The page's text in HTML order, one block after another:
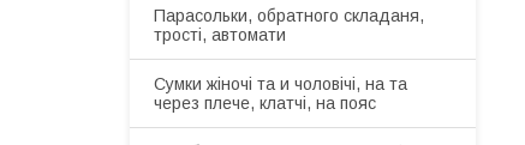
Парасольки, обратного складаня,
трості, автомати
Сумки жіночі та и чоловічі, на та
через плече, клатчі, на пояс